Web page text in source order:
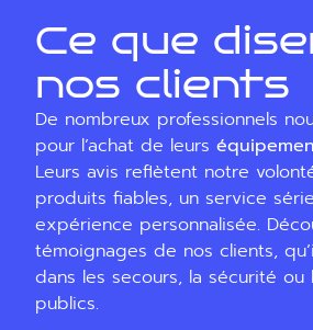
Ce que
nos clients
De nombreux professionnels
pour l’achat de leurs
Leurs avis reflètent notre
produits fiables, un service
expérience personnalisée.
témoignages de nos clients,
dans les secours, la sécurité ou
publics.